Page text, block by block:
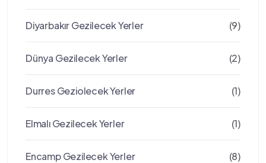
Diyarbakır Gezilecek Yerler (9)
Dünya Gezilecek Yerler (2)
Durres Geziolecek Yerler (1)
Elmalı Gezilecek Yerler (1)
Encamp Gezilecek Yerler (8)